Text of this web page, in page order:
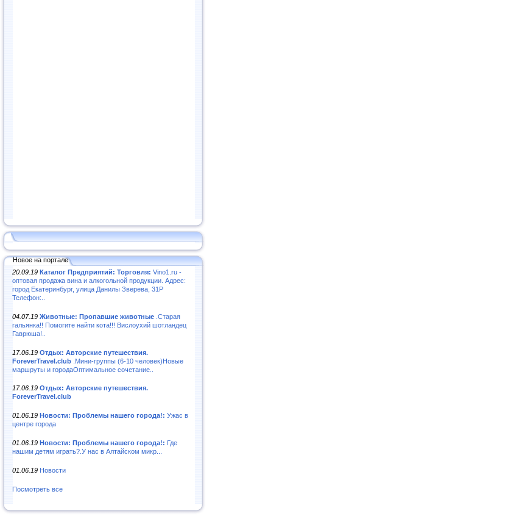
Новое на портале
20.09.19 Каталог Предприятий: Торговля: Vino1.ru -
оптовая продажа вина и алкогольной продукции. Адрес:
город Екатеринбург, улица Данилы Зверева, 31Р
Телефон:..
04.07.19 Животные: Пропавшие животные .Старая
гальянка!! Помогите найти кота!!! Вислоухий шотландец
Гаврюша!..
17.06.19 Отдых: Авторские путешествия.
ForeverTravel.club .Мини-группы (6-10 человек)Новые
маршруты и городаОптимальное сочетание..
17.06.19 Отдых: Авторские путешествия.
ForeverTravel.club
01.06.19 Новости: Проблемы нашего города!: Ужас в
центре города
01.06.19 Новости: Проблемы нашего города!: Где
нашим детям играть?.У нас в Алтайском микр...
01.06.19 Новости
Посмотреть все